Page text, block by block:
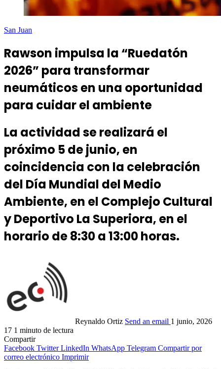
San Juan
Rawson impulsa la “Ruedatón
2026” para transformar
neumáticos en una oportunidad
para cuidar el ambiente
La actividad se realizará el
próximo 5 de junio, en
coincidencia con la celebración
del Día Mundial del Medio
Ambiente, en el Complejo Cultural
y Deportivo La Superiora, en el
horario de 8:30 a 13:00 horas.
Reynaldo Ortiz Send an email 1 junio, 2026
17 1 minuto de lectura
Compartir
Facebook Twitter LinkedIn WhatsApp Telegram Compartir por
correo electrónico Imprimir